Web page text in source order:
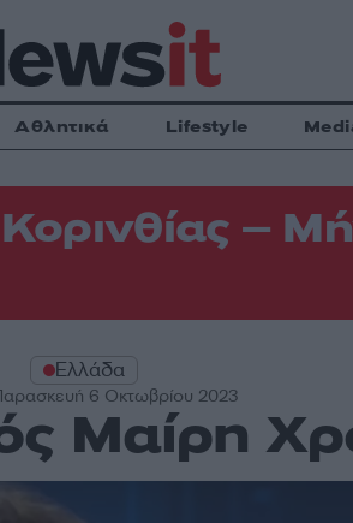
Αθλητικά Lifestyle
–
Ελλάδα
6 Οκτωβρίου 2023
Μαίρη